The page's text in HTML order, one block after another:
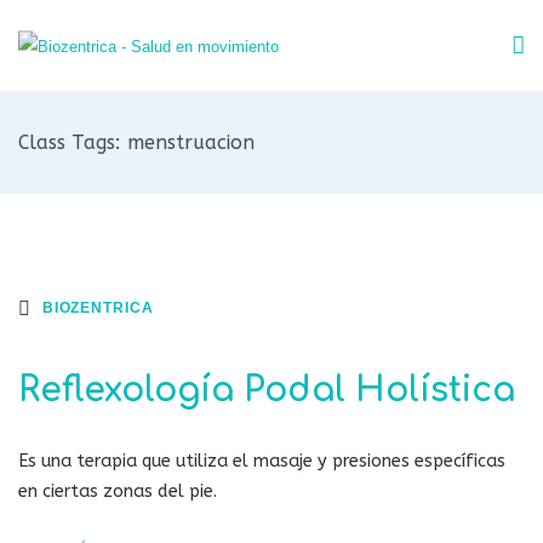
Class Tags: menstruacion
BIOZENTRICA
Reflexología Podal Holística
Es una terapia que utiliza el masaje y presiones específicas
en ciertas zonas del pie.